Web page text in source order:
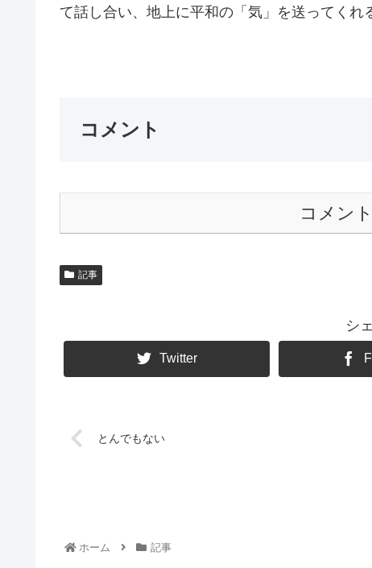
て話し合い、地上に平和の「気」を送ってくれ
コメント
コメン
記事
シ
Twitter
とんでもない
ホーム 記事